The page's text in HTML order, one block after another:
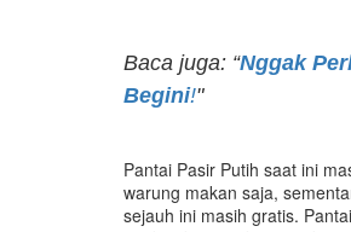
Baca juga: “Nggak
Begini!"
Pantai Pasir Putih saat ini
warung makan saja,
sejauh ini masih gratis.